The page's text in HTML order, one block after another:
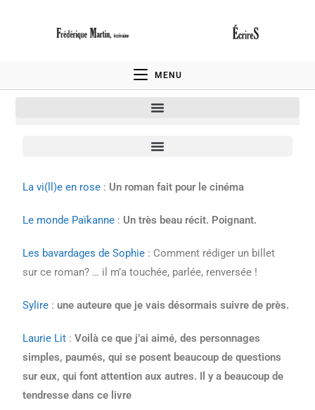
MENU
La vi(ll)e en rose : Un roman fait pour le cinéma
Le monde Païkanne : Un très beau récit. Poignant.
Les bavardages de Sophie : Comment rédiger un billet
sur ce roman? … il m’a touchée, parlée, renversée !
Sylire :une auteure que je vais désormais suivre de près.
Laurie Lit :Voilà ce que j’ai aimé, des personnages
simples, paumés, qui se posent beaucoup de questions
sur eux, qui font attention aux autres. Il y a beaucoup de
tendresse dans ce livre